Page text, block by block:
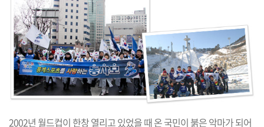
2002년 월드컵이 한창 열리고 있었을 때 온 국민이 붉은 악마가 되어